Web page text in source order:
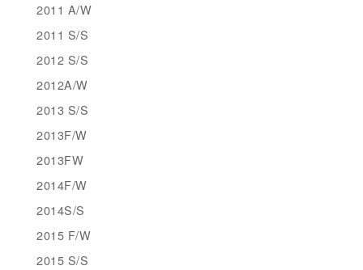
2011 A/W
2011 S/S
2012 S/S
2012A/W
2013 S/S
2013F/W
2013FW
2014F/W
2014S/S
2015 F/W
2015 S/S